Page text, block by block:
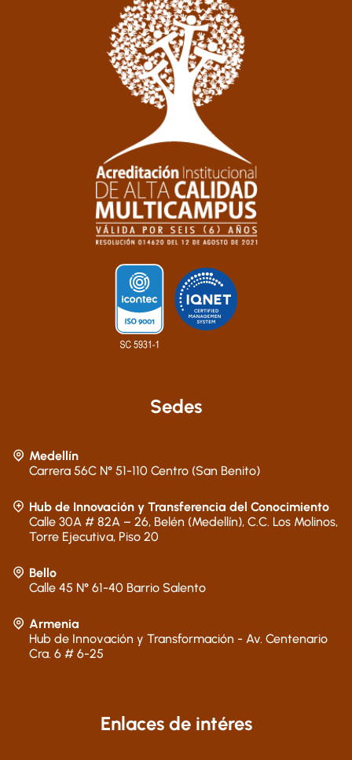
Sedes
Medellín
Carrera 56C N° 51-110 Centro (San Benito)
Hub de Innovación y Transferencia del Conocimiento
Calle 30A # 82A – 26, Belén (Medellín), C.C. Los Molinos,
Torre Ejecutiva, Piso 20
Bello
Calle 45 N° 61-40 Barrio Salento
Armenia
Hub de Innovación y Transformación - Av. Centenario
Cra. 6 # 6-25
Enlaces de intéres